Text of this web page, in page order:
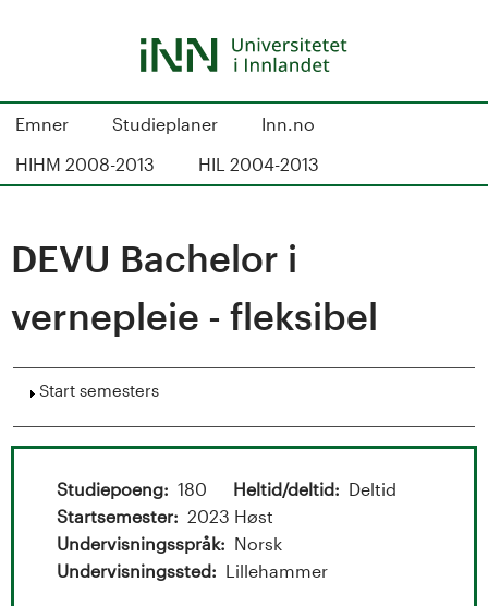
S
d
a
Emner Studieplaner
Inn.no
HIHM 2008-2013
HIL 2004-2013
DEVU Bachelor i
vernepleie - fleksibel
Show
Start semesters
Studiepoeng 180 Heltid/deltid
Deltid
Startsemester
2023 Høst
Undervisningsspråk
Norsk
Undervisningssted
Lillehammer